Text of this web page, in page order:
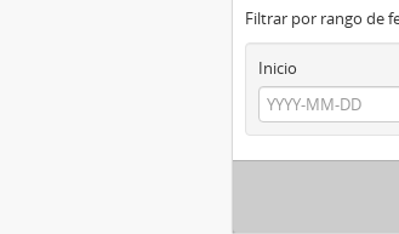
Filtrar por rango de
Inicio